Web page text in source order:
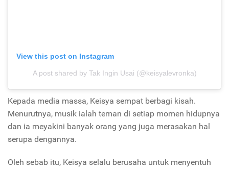
View this post on Instagram
A post shared by Tak Ingin Usai (@keisyalevronka)
Kepada media massa, Keisya sempat berbagi kisah.
Menurutnya, musik ialah teman di setiap momen hidupnya
dan ia meyakini banyak orang yang juga merasakan hal
serupa dengannya.
Oleh sebab itu, Keisya selalu berusaha untuk menyentuh